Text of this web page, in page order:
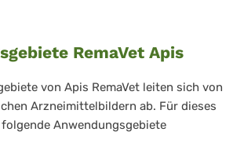
RemaVet Apis
von Apis RemaVet leiten sich von
Arzneimittelbildern ab. Für dieses
Anwendungsgebiete